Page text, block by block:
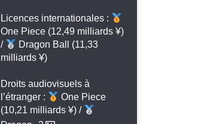
Licences internationales :
One Piece (12,49 milliards ¥)
/
Dragon Ball (11,33
milliards ¥)
Droits audiovisuels à
l’étranger :
One Piece
(10,21 milliards ¥) /